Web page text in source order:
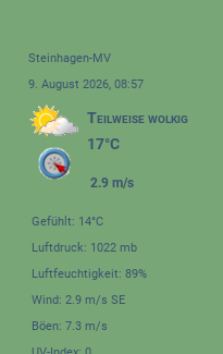
Steinhagen-MV
9. August 2026, 08:57
Teilweise wolkig
17°C
2.9 m/s
Gefühlt: 14°C
Luftdruck: 1022 mb
Luftfeuchtigkeit: 89%
Wind: 2.9 m/s SE
Böen: 7.3 m/s